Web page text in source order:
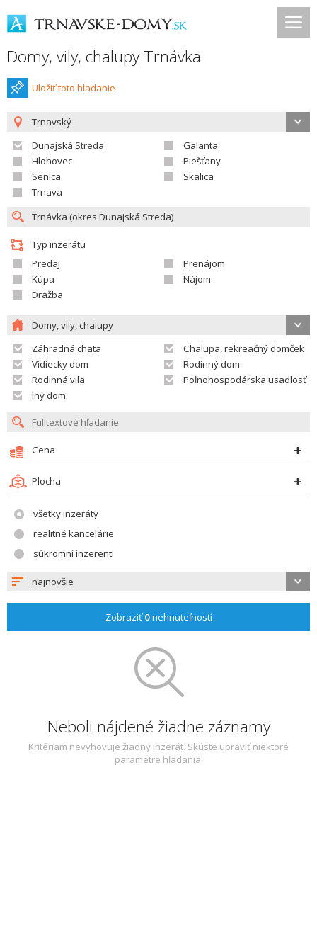
Domy, vily, chalupy Trnávka
Uložiť toto hladanie
Trnavský
Dunajská Streda
Galanta
Hlohovec
Piešťany
Senica
Skalica
Trnava
Typ inzerátu
Predaj
Prenájom
Kúpa
Nájom
Dražba
Domy, vily, chalupy
Záhradná chata
Chalupa, rekreačný domček
Vidiecky dom
Rodinný dom
Rodinná vila
Poľnohospodárska usadlosť
Iný dom
Cena
Plocha
všetky inzeráty
realitné kancelárie
súkromní inzerenti
najnovšie
Zobraziť0nehnuteľností
Neboli nájdené žiadne záznamy
Kritériam nevyhovuje žiadny inzerát. Skúste upraviť niektoré
parametre hľadania.